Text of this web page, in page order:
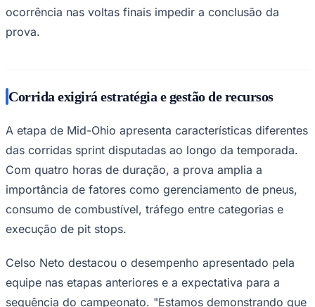
Times - Ir direto
ocorrência nas voltas finais impedir a conclusão da
prova.
Corrida exigirá estratégia e gestão de recursos
A etapa de Mid-Ohio apresenta características diferentes
das corridas sprint disputadas ao longo da temporada.
Com quatro horas de duração, a prova amplia a
importância de fatores como gerenciamento de pneus,
consumo de combustível, tráfego entre categorias e
execução de pit stops.
Celso Neto destacou o desempenho apresentado pela
equipe nas etapas anteriores e a expectativa para a
sequência do campeonato. "Estamos demonstrando que